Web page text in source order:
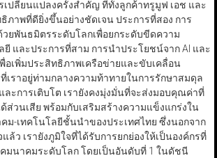
เปลี่ยนแปลงครั้งสำคัญ ที่ทั้งลูกค้าทรูมูฟ เอช และ
ภาพที่ดียิ่งขึ้นอย่างชัดเจน ประการที่สอง การ
วยพันธมิตรระดับโลกเพื่อยกระดับขีดความ
และประการที่สาม การนำประโยชน์จาก AI และ
อเพิ่มประสิทธิภาพเครือข่ายและขับเคลื่อน
ราอยู่ท่ามกลางความท้าทายในการรักษาสมดุล
ละการเติบโต เรายังคงมุ่งมั่นที่จะส่งมอบคุณค่าที่
ส่วนเสีย พร้อมกับเสริมสร้างความแข็งแกร่งใน
ม-เทคโนโลยีชั้นนำของประเทศไทย ซึ่งนอกจาก
ล้ว เรายังภูมิใจที่ได้รับการยกย่องให้เป็นองค์กรที่
มนาคมระดับโลก โดยเป็นอันดับที่ 1 ในดัชนี